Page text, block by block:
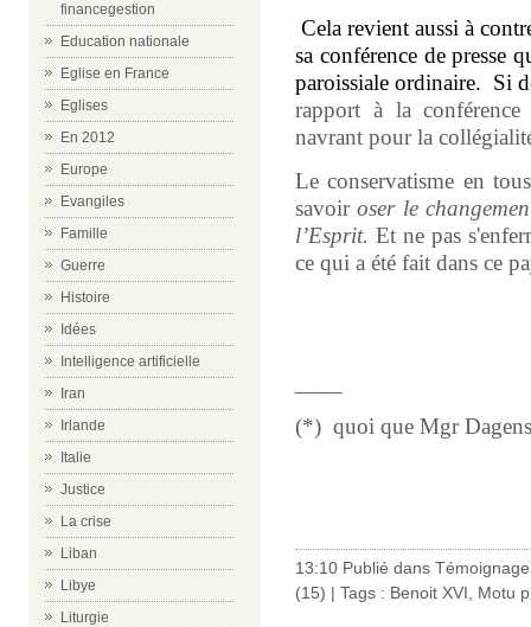
financegestion
Education nationale
Eglise en France
Eglises
En 2012
Europe
Evangiles
Famille
Guerre
Histoire
Idées
Intelligence artificielle
Iran
Irlande
Italie
Justice
La crise
Liban
Libye
Liturgie
Cela revient aussi à
sa conférence de presse
paroissiale ordinaire. Si
rapport à la
navrant pour la
Le conservatisme en
savoiroser le
l’Esprit. Et ne pas
ce qui a été fait dans ce
(*) quoi que Mgr
13:10 Publié dans
(15) | Tags : Benoit XVI Motu